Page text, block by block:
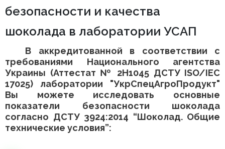
безопасности и качества
шоколада в лаборатории УСАП
В аккредитованной в соответствии с
требованиями Национального агентства
Украины (Аттестат № 2Н1045 ДСТУ ISO/IEC
17025) лаборатории "УкрСпецАгроПродукт"
Вы можете исследовать основные
показатели безопасности шоколада
согласно ДСТУ 3924:2014 “Шоколад. Общие
технические условия”: